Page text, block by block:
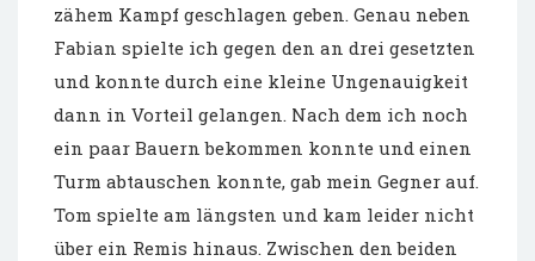
zähem Kampf geschlagen geben. Genau neben
Fabian spielte ich gegen den an drei gesetzten
und konnte durch eine kleine Ungenauigkeit
dann in Vorteil gelangen. Nach dem ich noch
ein paar Bauern bekommen konnte und einen
Turm abtauschen konnte, gab mein Gegner auf.
Tom spielte am längsten und kam leider nicht
über ein Remis hinaus. Zwischen den beiden